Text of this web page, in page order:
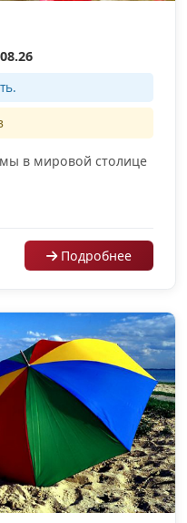
в мировой столице
Подробнее